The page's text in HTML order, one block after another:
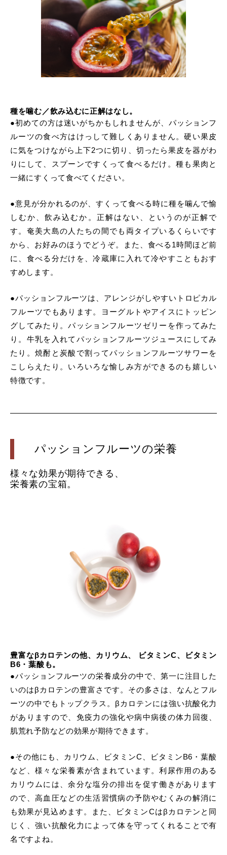
種を噛む／飲み込むに正解はなし。
●初めての方は迷いがちかもしれませんが、パッションフ
ルーツの食べ方はけっして難しくありません。硬い果皮
に気をつけながら上下2つに切り、切ったら果皮を器がわ
りにして、スプーンですくって食べるだけ。種も果肉と
一緒にすくって食べてください。
●意見が分かれるのが、すくって食べる時に種を噛んで愉
しむか、飲み込むか。正解はない、というのが正解で
す。奄美大島の人たちの間でも両タイプいるくらいです
から、お好みのほうでどうぞ。また、食べる1時間ほど前
に、食べる分だけを、冷蔵庫に入れて冷やすこともおす
すめします。
●パッションフルーツは、アレンジがしやすいトロピカル
フルーツでもあります。ヨーグルトやアイスにトッピン
グしてみたり。パッションフルーツゼリーを作ってみた
り。牛乳を入れてパッションフルーツジュースにしてみ
たり。焼酎と炭酸で割ってパッションフルーツサワーを
こしらえたり。いろいろな愉しみ方ができるのも嬉しい
特徴です。
パッションフルーツの栄養
様々な効果が期待できる、
栄養素の宝箱。
豊富なβカロテンの他、カリウム、 ビタミンC、ビタミン
B6・葉酸も。
●パッションフルーツの栄養成分の中で、第一に注目した
いのはβカロテンの豊富さです。その多さは、なんとフル
ーツの中でもトップクラス。βカロテンには強い抗酸化力
がありますので、免疫力の強化や病中病後の体力回復、
肌荒れ予防などの効果が期待できます。
●その他にも、カリウム、ビタミンC、ビタミンB6・葉酸
など、様々な栄養素が含まれています。利尿作用のある
カリウムには、余分な塩分の排出を促す働きがあります
ので、高血圧などの生活習慣病の予防やむくみの解消に
も効果が見込めます。また、ビタミンCはβカロテンと同
じく、強い抗酸化力によって体を守ってくれることで有
名ですよね。